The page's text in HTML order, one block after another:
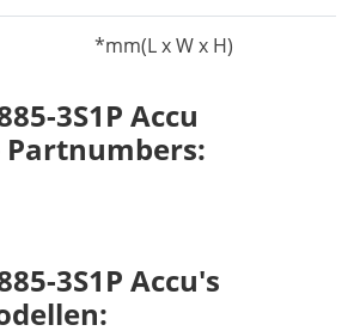
*mm(L x W x H)
3S1P Accu
3S1P Accu's